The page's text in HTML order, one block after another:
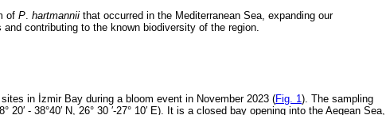
of P hartmannii that occurred in the Mediterranean Sea, expanding our
contributing to the known biodiversity of the region.
in İzmir Bay during a bloom event in November 2023 (Fig. 1). The sampling
- 38°40′ N, 26° 30 ′-27° 10′ E). It is a closed bay opening into the Aegean Sea,